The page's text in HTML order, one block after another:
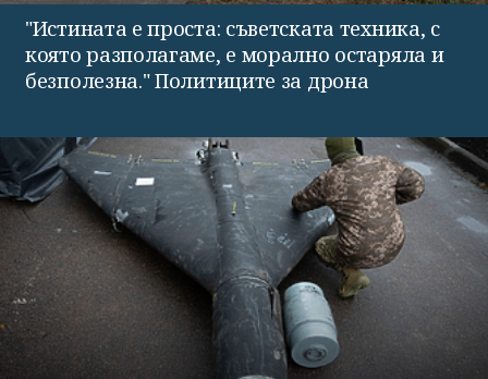
"Истината е проста: съветската техника, с
която разполагаме, е морално остаряла и
безполезна." Политиците за дрона